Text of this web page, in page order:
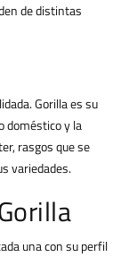
de distintas
Gorilla es su
doméstico y la
rasgos que se
variedades.
una con su perfil